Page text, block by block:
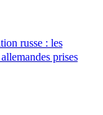
russe : les
prises